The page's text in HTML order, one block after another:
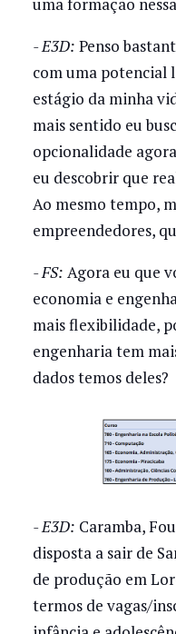
- E3D: Penso
com uma potencial
estágio da minha
mais sentido eu
opcionalidade
eu descobrir que
Ao mesmo tempo,
empreendedores,
- FS: Agora eu que
economia e
mais flexibilidade,
engenharia tem
dados temos deles?
- E3D: Caramba,
disposta a sair de
de produção em
termos de vagas/